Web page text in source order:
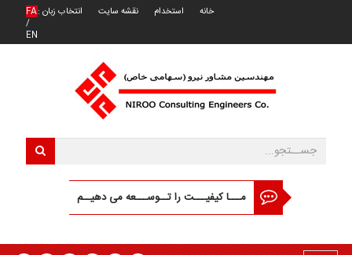
انتخاب زبان :FA
/
EN
نقشه سایت استخدام خانه
مـــا کیفیـــت را تــوســـعه می دهیــم